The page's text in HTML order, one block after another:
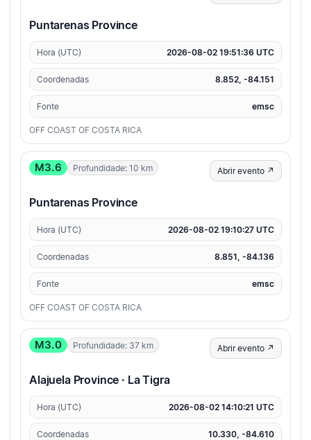
Puntarenas Province
Hora (UTC) 2026-08-02 19:51:36 UTC
Coordenadas 8.852, -84.151
Fonte emsc
OFF COAST OF COSTA RICA
M3.6 Profundidade: 10 km Abrir evento ↗
Puntarenas Province
Hora (UTC) 2026-08-02 19:10:27 UTC
Coordenadas 8.851, -84.136
Fonte emsc
OFF COAST OF COSTA RICA
M3.0 Profundidade: 37 km Abrir evento ↗
Alajuela Province · La Tigra
Hora (UTC) 2026-08-02 14:10:21 UTC
Coordenadas 10.330, -84.610